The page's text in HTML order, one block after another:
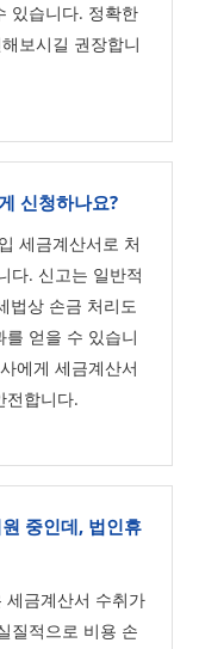
있습니다. 정확한
보시길 권장합니
신청하나요?
세금계산서로 처
다. 신고는 일반적
법상 손금 처리도
얻을 수 있습니
에게 세금계산서
전합니다.
중인데, 법인휴
세금계산서 수취가
질적으로 비용 손